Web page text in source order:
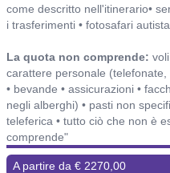
come descritto nell'itinerario•
i trasferimenti • fotosafari
La quota non comprende:
carattere personale
• bevande • assicurazioni •
negli alberghi) • pasti non
teleferica • tutto ciò che non è
comprende"
A partire da € 2270,00